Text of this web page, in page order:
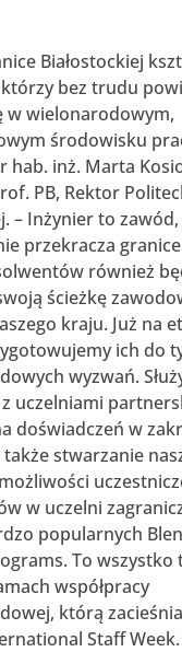
Białostockiej
bez trudu
w wielonarodowym,
środowisku
hab. inż. Marta
PB, Rektor
– Inżynier to
przekracza granice
również
ścieżkę
kraju. Już na
ich do
wyzwań.
z uczelniami
doświadczeń w
stwarzanie
w uczelni
popularnych
To wszystko
współpracy
którą
Staff Week.